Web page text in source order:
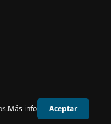
Más info Aceptar